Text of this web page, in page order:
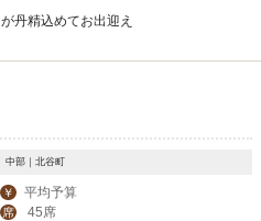
丹精込めてお出迎え
中部｜北谷町
￥ 平均予算
席 45席